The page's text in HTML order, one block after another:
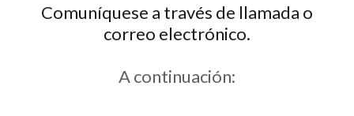
Comuníquese a través de llamada o
correo electrónico.
A continuación: